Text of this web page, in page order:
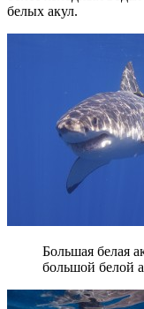
белых акул.
Большая белая
большой белой